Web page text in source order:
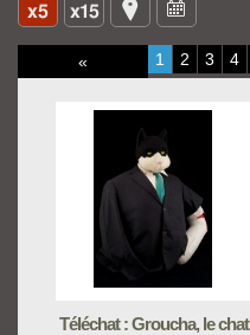
« 1 2 3 4
Téléchat : Groucha, le chat